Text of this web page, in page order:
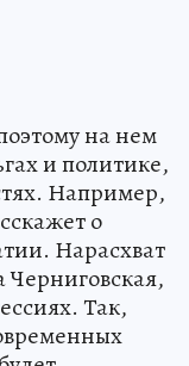
на нем
и политике,
Например,
о
Нарасхват
Черниговская,
Так,